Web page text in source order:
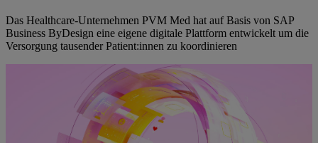
Das Healthcare-Unternehmen PVM Med hat auf Basis von SAP
Business ByDesign eine eigene digitale Plattform entwickelt um die
Versorgung tausender Patient:innen zu koordinieren